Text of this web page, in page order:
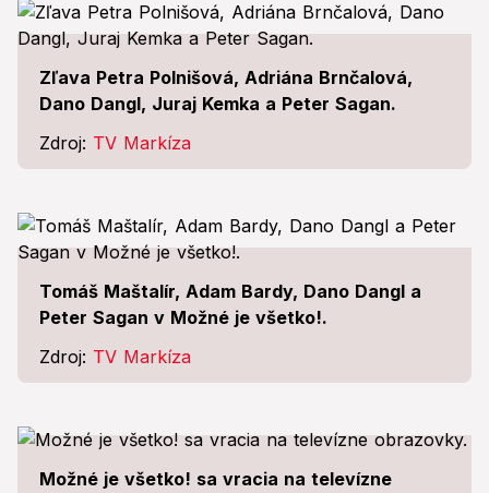
Zľava Petra Polnišová, Adriána Brnčalová,
Dano Dangl, Juraj Kemka a Peter Sagan.
Zdroj: TV Markíza
Tomáš Maštalír, Adam Bardy, Dano Dangl a
Peter Sagan v Možné je všetko!.
Zdroj: TV Markíza
Možné je všetko! sa vracia na televízne